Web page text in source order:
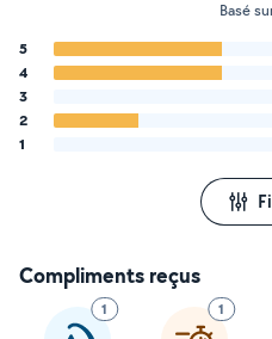
Basé
5
4
3
2
1
Compliments reçus
1 1